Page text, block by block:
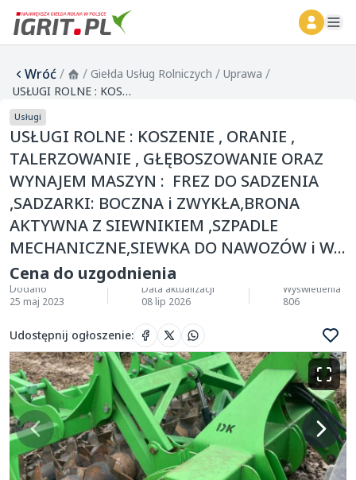
Wróć/ / Giełda Usług Rolniczych / Uprawa /
USŁUGI ROLNE : KOSZENIE , ORANIE , TALERZOWANIE , GŁĘBOSZOWANIE ORAZ WYNAJEM MASZYN : FREZ DO SADZENIA ,SADZARKI: BOCZNA i ZWYKŁA,BRONA AKTYWNA Z SIEWNIKIEM ,SZPADLE MECHANICZNE,SIEWKA DO NAWOZÓW i W...
Usługi
USŁUGI ROLNE : KOSZENIE , ORANIE ,
TALERZOWANIE , GŁĘBOSZOWANIE ORAZ
WYNAJEM MASZYN : FREZ DO SADZENIA
,SADZARKI: BOCZNA i ZWYKŁA,BRONA
AKTYWNA Z SIEWNIKIEM ,SZPADLE
MECHANICZNE,SIEWKA DO NAWOZÓW i W...
Cena do uzgodnienia
Dodano
25 maj 2023
Data aktualizacji
08 lip 2026
Wyświetlenia
806
Udostępnij ogłoszenie: